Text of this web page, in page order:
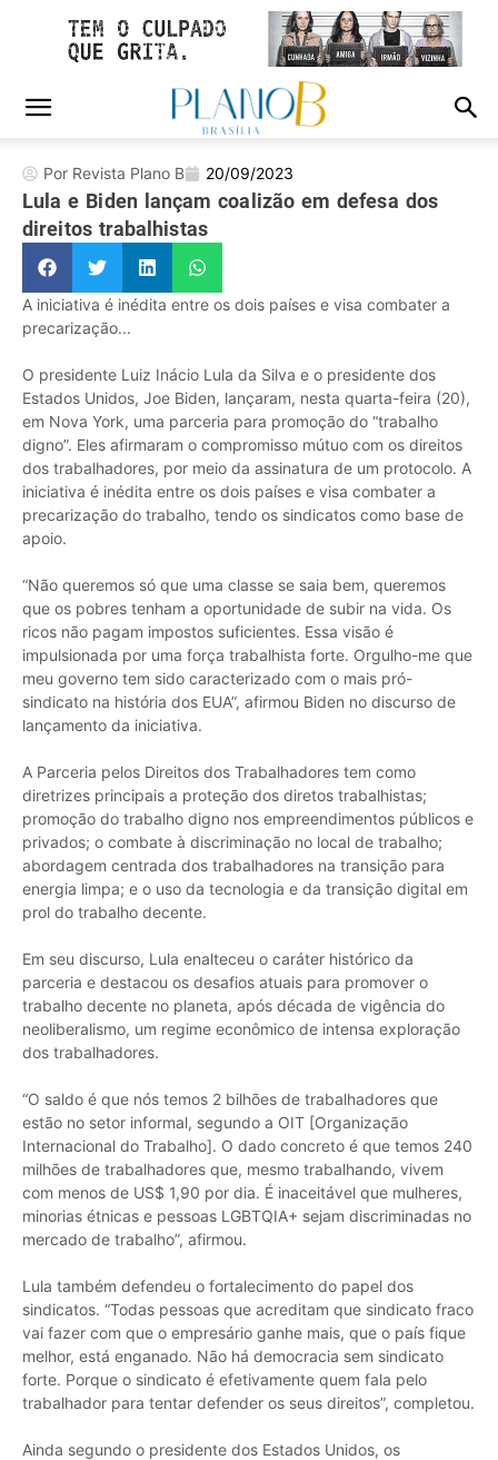
Por Revista Plano B 20/09/2023
Lula e Biden lançam coalizão em defesa dos
direitos trabalhistas
A iniciativa é inédita entre os dois países e visa combater a
precarização...
O presidente Luiz Inácio Lula da Silva e o presidente dos
Estados Unidos, Joe Biden, lançaram, nesta quarta-feira (20),
em Nova York, uma parceria para promoção do “trabalho
digno”. Eles afirmaram o compromisso mútuo com os direitos
dos trabalhadores, por meio da assinatura de um protocolo. A
iniciativa é inédita entre os dois países e visa combater a
precarização do trabalho, tendo os sindicatos como base de
apoio.
“Não queremos só que uma classe se saia bem, queremos
que os pobres tenham a oportunidade de subir na vida. Os
ricos não pagam impostos suficientes. Essa visão é
impulsionada por uma força trabalhista forte. Orgulho-me que
meu governo tem sido caracterizado com o mais pró-
sindicato na história dos EUA”, afirmou Biden no discurso de
lançamento da iniciativa.
A Parceria pelos Direitos dos Trabalhadores tem como
diretrizes principais a proteção dos diretos trabalhistas;
promoção do trabalho digno nos empreendimentos públicos e
privados; o combate à discriminação no local de trabalho;
abordagem centrada dos trabalhadores na transição para
energia limpa; e o uso da tecnologia e da transição digital em
prol do trabalho decente.
Em seu discurso, Lula enalteceu o caráter histórico da
parceria e destacou os desafios atuais para promover o
trabalho decente no planeta, após década de vigência do
neoliberalismo, um regime econômico de intensa exploração
dos trabalhadores.
“O saldo é que nós temos 2 bilhões de trabalhadores que
estão no setor informal, segundo a OIT [Organização
Internacional do Trabalho]. O dado concreto é que temos 240
milhões de trabalhadores que, mesmo trabalhando, vivem
com menos de US$ 1,90 por dia. É inaceitável que mulheres,
minorias étnicas e pessoas LGBTQIA+ sejam discriminadas no
mercado de trabalho”, afirmou.
Lula também defendeu o fortalecimento do papel dos
sindicatos. “Todas pessoas que acreditam que sindicato fraco
vai fazer com que o empresário ganhe mais, que o país fique
melhor, está enganado. Não há democracia sem sindicato
forte. Porque o sindicato é efetivamente quem fala pelo
trabalhador para tentar defender os seus direitos”, completou.
Ainda segundo o presidente dos Estados Unidos, os